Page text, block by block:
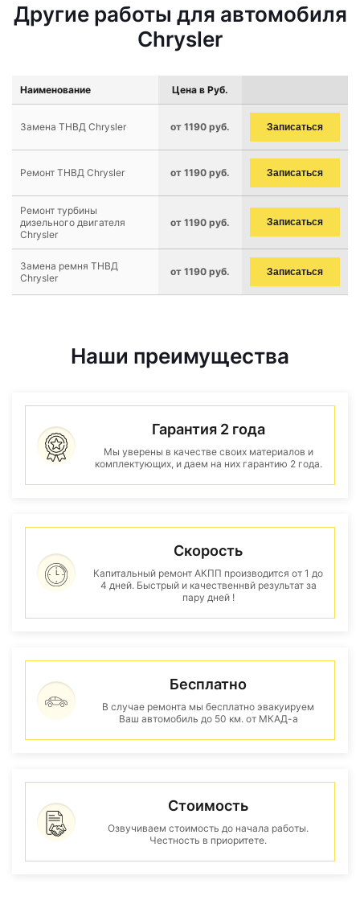
Другие работы для автомобиля
Chrysler
Наименование Цена в Руб.
Замена ТНВД Chrysler от 1190 руб. Записаться
Ремонт ТНВД Chrysler от 1190 руб. Записаться
Ремонт турбины
дизельного двигателя
Chrysler
от 1190 руб. Записаться
Замена ремня ТНВД
Chrysler
от 1190 руб. Записаться
Наши преимущества
Гарантия 2 года
Мы уверены в качестве своих материалов и
комплектующих, и даем на них гарантию 2 года.
Скорость
Капитальный ремонт АКПП производится от 1 до
4 дней. Быстрый и качественнвй результат за
пару дней !
Бесплатно
В случае ремонта мы бесплатно эвакуируем
Ваш автомобиль до 50 км. от МКАД-а
Стоимость
Озвучиваем стоимость до начала работы.
Честность в приоритете.